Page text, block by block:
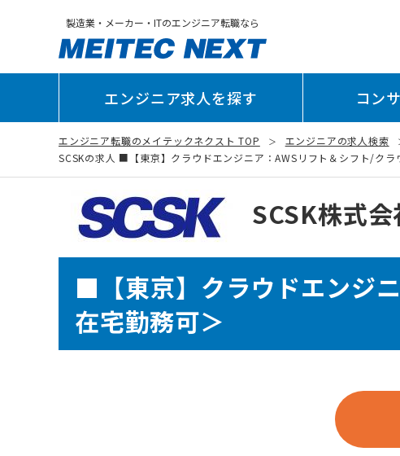
製造業・メーカー・ITのエンジニア転職なら
エンジニア求人を探す コン
エンジニア転職のメイテックネクスト TOP エンジニアの求人検索
SCSKの求人 ■【東京】クラウドエンジニア：AWSリフト＆シフト/ク
SCSK株式会
■【東京】クラウドエンジ
在宅勤務可＞